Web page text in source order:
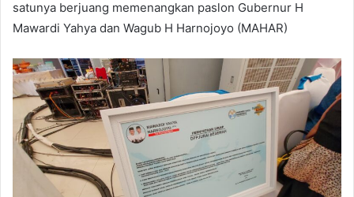
satunya berjuang memenangkan paslon Gubernur H
Mawardi Yahya dan Wagub H Harnojoyo (MAHAR)